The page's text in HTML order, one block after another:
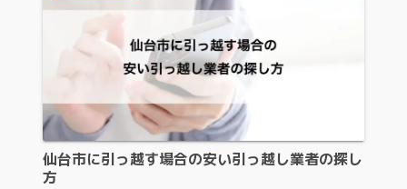
仙台市に引っ越す場合の安い引っ越し業者の探し
方